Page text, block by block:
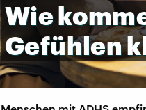
Wie
Gefühlen